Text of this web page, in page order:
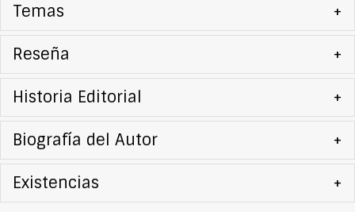
Temas +
Reseña +
Historia Editorial +
Biografía del Autor +
Existencias +